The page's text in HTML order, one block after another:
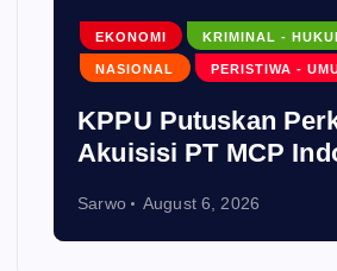
EKONOMI KRIMINAL -
NASIONAL PERISTIWA -
KPPU Putuskan
Akuisisi PT MCP
Sarwo August 6, 2026